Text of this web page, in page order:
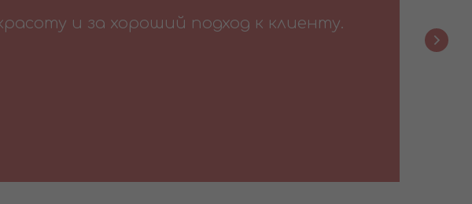
и за хороший подход к клиенту.